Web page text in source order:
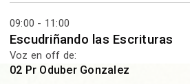
09:00 - 11:00
Escudriñando las Escrituras
Voz en off de:
02 Pr Oduber Gonzalez